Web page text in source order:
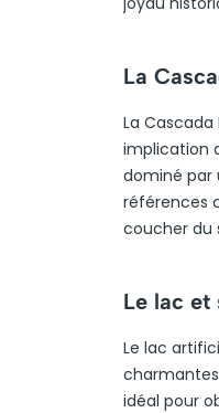
La
La
implication
dominé par
références
coucher du
Le lac et
Le lac
idéal pour